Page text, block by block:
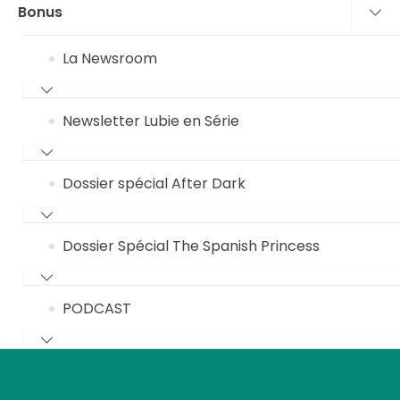
Bonus
La Newsroom
Newsletter Lubie en Série
Dossier spécial After Dark
Dossier Spécial The Spanish Princess
PODCAST